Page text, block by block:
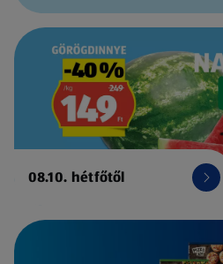
08.10. hétfőtől